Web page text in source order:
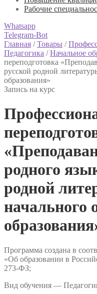
Рабочие
Whatsapp
Telegram-Bot
Главная /Товары /
Педагогика /Начальное
переподготовка
русской родной
образования»
Запись на курс
родного
родной
начального
Программа создана в
«Об образовании в
273-ФЗ;
Вид обучения —